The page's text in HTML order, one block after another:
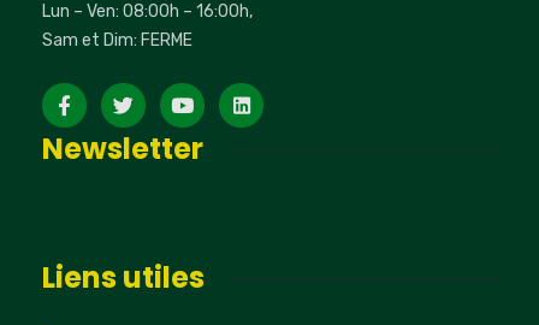
Lun – Ven: 08:00h – 16:00h,
Sam et Dim: FERME
Newsletter
Liens utiles